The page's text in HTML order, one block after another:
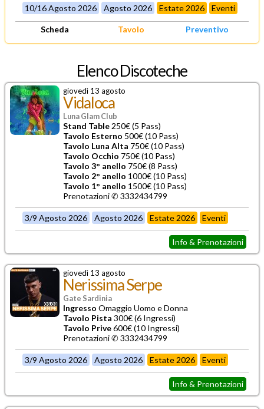
10/16 Agosto 2026 Agosto 2026 Estate 2026 Eventi
Scheda Tavolo Preventivo
Elenco Discoteche
giovedì 13 agosto
Vidaloca
Luna Glam Club
Stand Table 250€ (5 Pass)
Tavolo Esterno 500€ (10 Pass)
Tavolo Luna Alta 750€ (10 Pass)
Tavolo Occhio 750€ (10 Pass)
Tavolo 3° anello 750€ (8 Pass)
Tavolo 2° anello 1000€ (10 Pass)
Tavolo 1° anello 1500€ (10 Pass)
Prenotazioni ✆ 3332434799
3/9 Agosto 2026 Agosto 2026 Estate 2026 Eventi
Info & Prenotazioni
giovedì 13 agosto
Nerissima Serpe
Gate Sardinia
Ingresso Omaggio Uomo e Donna
Tavolo Pista 300€ (6 Ingressi)
Tavolo Prive600€ (10 Ingressi)
Prenotazioni ✆ 3332434799
3/9 Agosto 2026 Agosto 2026 Estate 2026 Eventi
Info & Prenotazioni